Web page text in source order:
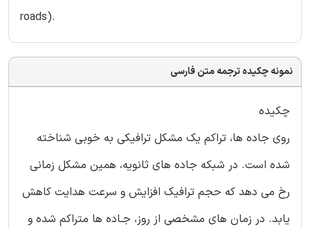
roads).
نمونه چکیده ترجمه متن فارسی
چکیده
روی جاده ها، تراکم یک مشکل ترافیکی به خوبی شناخته
شده است. در شبکه جاده های ثانویه، همین مشکل زمانی
رخ می دهد که حجم ترافیک افزایش و سرعت هدایت کاهش
یابد. در زمان های مشخصی از روز، جـاده ها متراکم شده و